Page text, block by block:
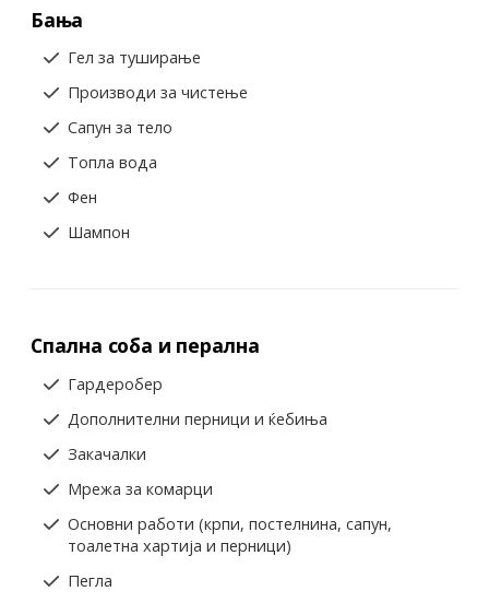
Бања
Гел за туширање
Производи за чистење
Сапун за тело
Топла вода
Фен
Шампон
Спална соба и перална
Гардеробер
Дополнителни перници и ќебиња
Закачалки
Мрежа за комарци
Основни работи (крпи, постелнина, сапун,
тоалетна хартија и перници)
Пегла